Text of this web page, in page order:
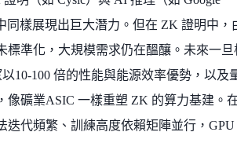
同樣展現出巨大潛力。但在 ZK 證明中，
標準化，大規模需求仍在醞釀。未來一旦
10-100 倍的性能與能源效率優勢，以及
像礦業ASIC 一樣重塑 ZK 的算力基建。
迭代頻繁、訓練高度依賴矩陣並行，GPU